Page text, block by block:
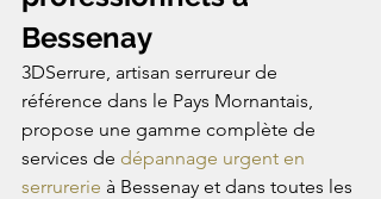
Bessenay
3DSerrure, artisan serrureur de
référence dans le Pays Mornantais,
propose une gamme complète de
services de dépannage urgent en
serrurerie à Bessenay et dans toutes les